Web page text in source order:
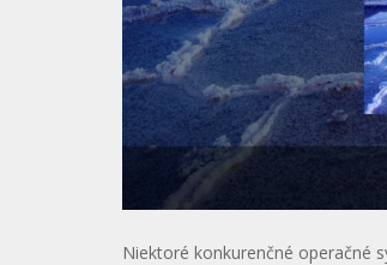
Niektoré konkurenčné operačné